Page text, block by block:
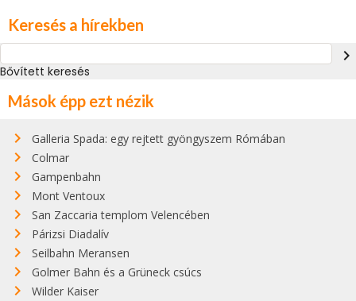
Keresés a hírekben
navigate_next
Bővített keresés
Mások épp ezt nézik
Galleria Spada: egy rejtett gyöngyszem Rómában
Colmar
Gampenbahn
Mont Ventoux
San Zaccaria templom Velencében
Párizsi Diadalív
Seilbahn Meransen
Golmer Bahn és a Grüneck csúcs
Wilder Kaiser